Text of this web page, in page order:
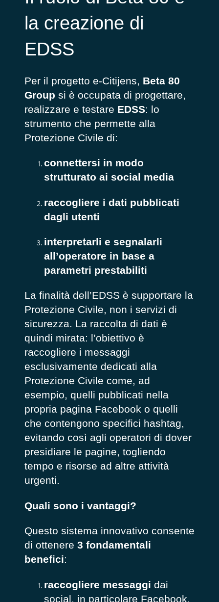
la creazione di
EDSS
Per il progetto e-Citijens, Beta 80
Group si è occupata di progettare,
realizzare e testare EDSS: lo
strumento che permette alla
Protezione Civile di:
connettersi in modo
strutturato ai social media
raccogliere i dati pubblicati
dagli utenti
interpretarli e segnalarli
all’operatore in base a
parametri prestabiliti
La finalità dell’EDSS è supportare la
Protezione Civile, non i servizi di
sicurezza. La raccolta di dati è
quindi mirata: l’obiettivo è
raccogliere i messaggi
esclusivamente dedicati alla
Protezione Civile come, ad
esempio, quelli pubblicati nella
propria pagina Facebook o quelli
che contengono specifici hashtag,
evitando così agli operatori di dover
presidiare le pagine, togliendo
tempo e risorse ad altre attività
urgenti.
Quali sono i vantaggi?
Questo sistema innovativo consente
di ottenere 3 fondamentali
benefici:
raccogliere messaggi dai
social, in particolare Facebook,